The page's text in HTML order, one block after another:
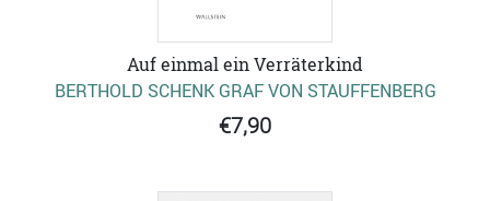
Auf einmal ein Verräterkind
BERTHOLD SCHENK GRAF VON STAUFFENBERG
€7,90